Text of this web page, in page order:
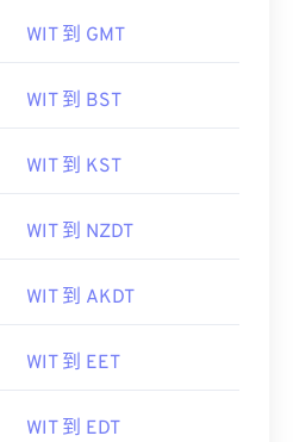
WIT 到 GMT
WIT 到 BST
WIT 到 KST
WIT 到 NZDT
WIT 到 AKDT
WIT 到 EET
WIT 到 EDT